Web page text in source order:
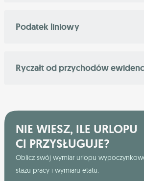
Podatek liniowy
Ryczałt od przychodów
NIE WIESZ, ILE URLOPU
CI PRZYSŁUGUJE?
Oblicz swój wymiar urlopu
stażu pracy i wymiaru etatu.